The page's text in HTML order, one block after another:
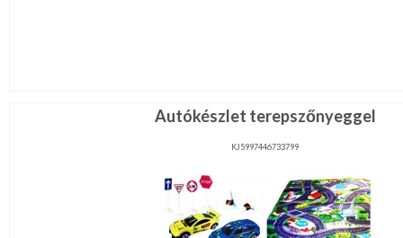
Autókészlet terepszőnyeggel
KJ5997446733799